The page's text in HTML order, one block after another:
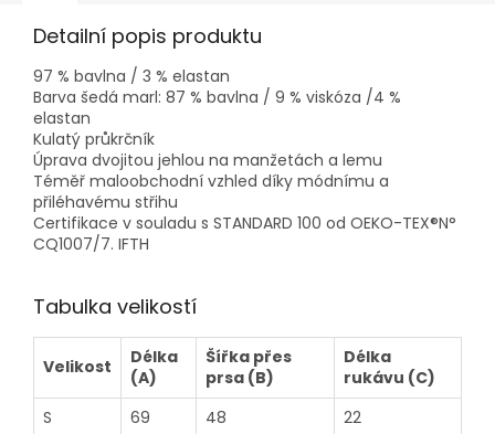
Detailní popis produktu
97 % bavlna / 3 % elastan
Barva šedá marl: 87 % bavlna / 9 % viskóza /4 %
elastan
Kulatý průkrčník
Úprava dvojitou jehlou na manžetách a lemu
Téměř maloobchodní vzhled díky módnímu a
přiléhavému střihu
Certifikace v souladu s STANDARD 100 od OEKO-TEX®N°
CQ1007/7. IFTH
Tabulka velikostí
Velikost
Délka
(A)
Šířka přes
prsa (B)
Délka
rukávu (C)
S
69 48
22